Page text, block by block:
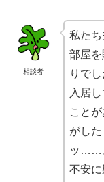
相談者
私た
部屋を
りでし
入居
こと
がし
ッ……
不安